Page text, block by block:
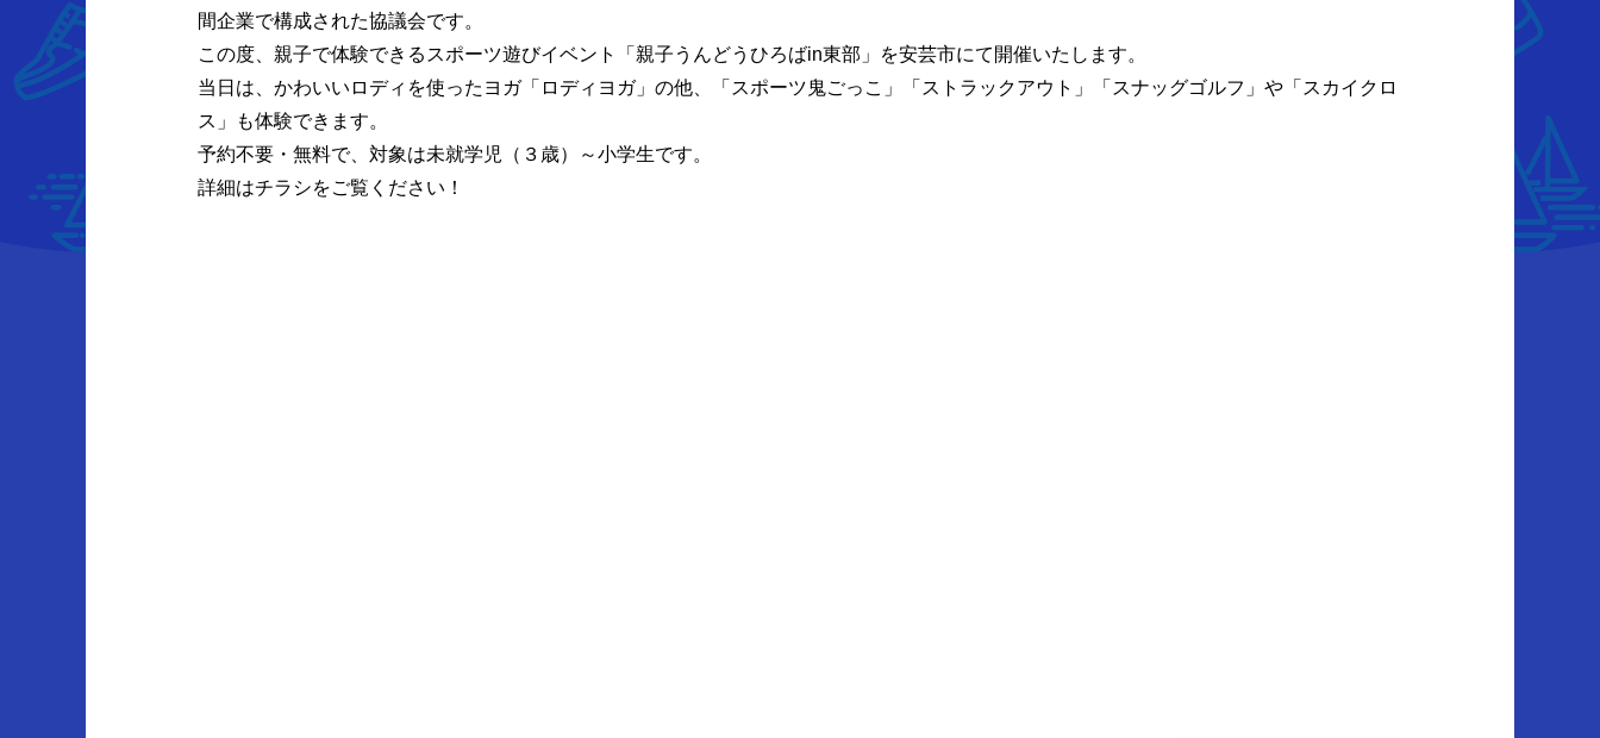
間企業で構成された協議会です。
この度、親子で体験できるスポーツ遊びイベント「親子うんどうひろばin東部」を安芸市にて開催いたします。
当日は、かわいいロディを使ったヨガ「ロディヨガ」の他、「スポーツ鬼ごっこ」「ストラックアウト」「スナッグゴルフ」や「スカイクロ
ス」も体験できます。
予約不要・無料で、対象は未就学児（３歳）～小学生です。
詳細はチラシをご覧ください！